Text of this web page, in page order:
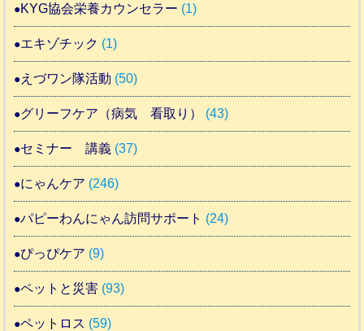
KYG協会栄養カウンセラー (1)
エキゾチック (1)
えづワン隊活動 (50)
グリーフケア（病気 看取り） (43)
セミナー 講義 (37)
にゃんケア (246)
パピーわんにゃん訪問サポート (24)
ぴっぴケア (9)
ペットと災害 (93)
ペットロス (59)